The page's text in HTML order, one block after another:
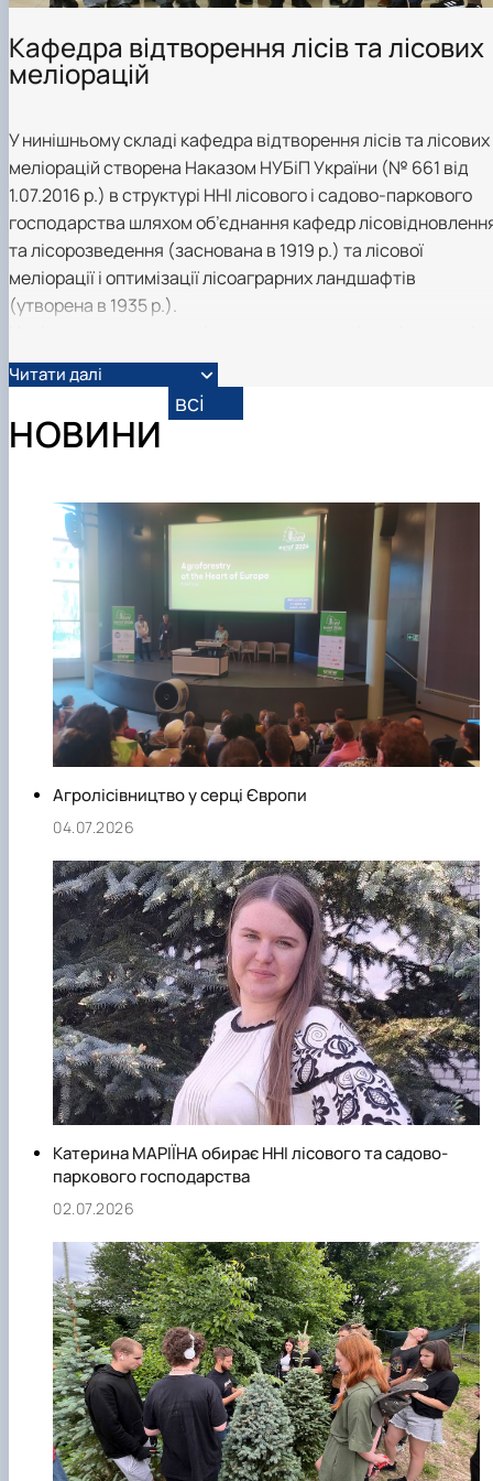
Кафедра відтворення лісів та лісових
меліорацій
У нинішньому складі кафедра відтворення лісів та лісових
меліорацій створена Наказом НУБіП України (№ 661 від
1.07.2016 р.) в структурі ННІ лісового і садово-паркового
господарства шляхом об’єднання кафедр
та лісорозведення (заснована в 1919 р.) та лісової
меліорації і оптимізації лісоаграрних ландшафтів
(утворена в 1935 р.).
висококваліфікованих фахівців лісового і садово-
паркового господарства, агрономів та землевпорядників,
проведенні фундаментальних і прикладних наукових
досліджень та на розробці науково-технічних рішень у
лісовідновлення, лісорозведення, плантаційного
лісовирощування, лісової рекультивації, підвищення
продуктивності лісів лісокультурними методами, лісової
меліорації та оптимізації агроландшафтів.
Читати далі
НОВИНИ
всі
Агролісівництво у серці Європи
04.07.2026
Катерина МАРІЇНА обирає ННІ лісового та садово-
паркового господарства
02.07.2026